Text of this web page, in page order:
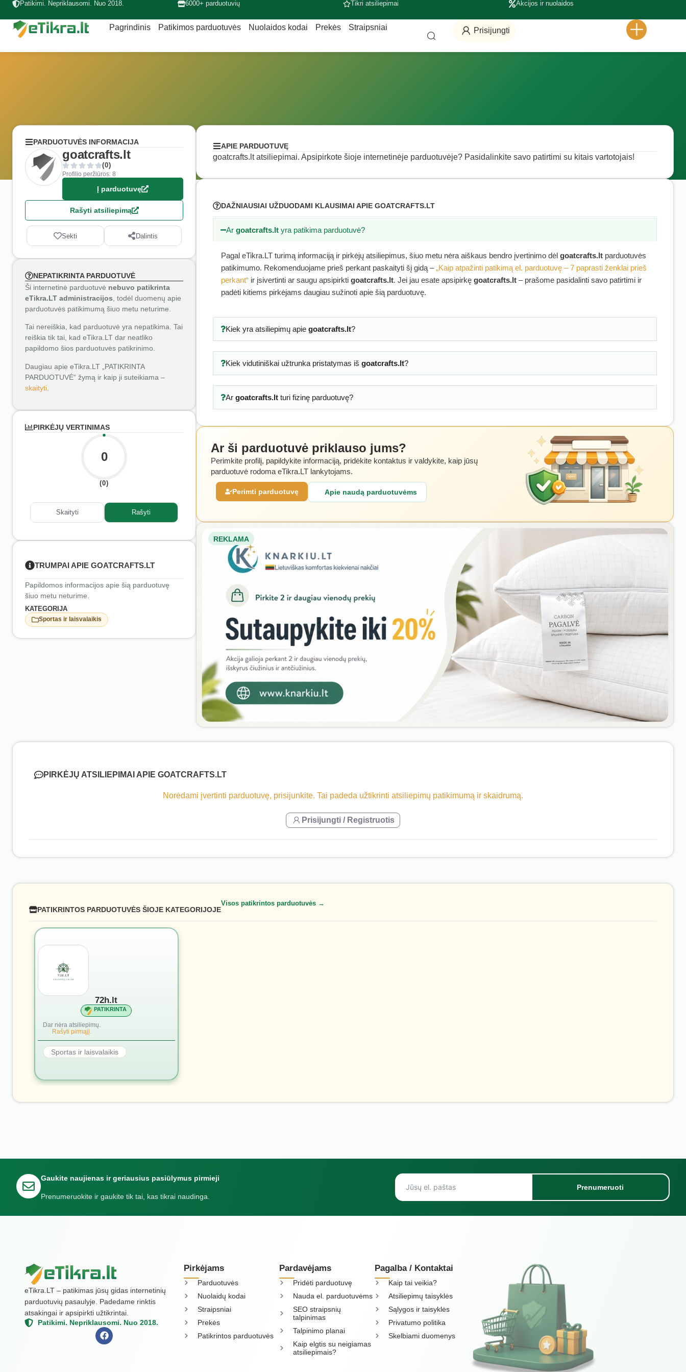
Patikimi. Nepriklausomi. Nuo 2018. 6000+ parduotuvių Tikri atsiliepimai Akcijos ir nuolaidos
Pagrindinis Patikimos parduotuvės Nuolaidos kodai Prekės Straipsniai Prisijungti
PARDUOTUVĖS INFORMACIJA
goatcrafts.lt
(0)
Profilio peržiūros: 8
Į parduotuvę
Rašyti atsiliepimą
Sekti Dalintis
NEPATIKRINTA PARDUOTUVĖ
Ši internetinė parduotuvė nebuvo patikrinta
eTikra.LT administracijos , todėl duomenų apie
parduotuvės patikimumą šiuo metu neturime.
Tai nereiškia, kad parduotuvė yra nepatikima. Tai
reiškia tik tai, kad eTikra.LT dar neatliko
papildomo šios parduotuvės patikrinimo.
Daugiau apie eTikra.LT „PATIKRINTA
PARDUOTUVĖ“ žymą ir kaip ji suteikiama –
skaityti
PIRKĖJŲ VERTINIMAS
0
(0)
Skaityti Rašyti
TRUMPAI APIE GOATCRAFTS.LT
Papildomos informacijos apie šią parduotuvę
šiuo metu neturime.
KATEGORIJA
Sportas ir laisvalaikis
APIE PARDUOTUVĘ
goatcrafts.lt atsiliepimai. Apsipirkote šioje internetinėje parduotuvėje? Pasidalinkite savo patirtimi su kitais vartotojais!
DAŽNIAUSIAI UŽDUODAMI KLAUSIMAI APIE GOATCRAFTS.LT
Argoatcrafts.lt yra patikima parduotuvė?
Pagal eTikra.LT turimą informaciją ir pirkėjų atsiliepimus, šiuo metu nėra aiškaus bendro įvertinimo dėl goatcrafts.lt parduotuvės
patikimumo. Rekomenduojame prieš perkant paskaityti šį gidą –„Kaip atpažinti patikimą el. parduotuvę – 7 paprasti ženklai prieš
perkant“ ir įsivertinti ar saugu apsipirkti goatcrafts.lt. Jei jau esate apsipirkę goatcrafts.lt – prašome pasidalinti savo patirtimi ir
padėti kitiems pirkėjams daugiau sužinoti apie šią parduotuvę.
Kiek yra atsiliepimų apie goatcrafts.lt?
Kiek vidutiniškai užtrunka pristatymas iš goatcrafts.lt?
Ar goatcrafts.ltturi fizinę parduotuvę?
Ar ši parduotuvė priklauso jums?
Perimkite profilį, papildykite informaciją, pridėkite kontaktus ir valdykite, kaip jūsų
parduotuvė rodoma eTikra.LT lankytojams.
Perimti parduotuvę Apie naudą parduotuvėms
REKLAMA
PIRKĖJŲ ATSILIEPIMAI APIE GOATCRAFTS.LT
Norėdami įvertinti parduotuvę, prisijunkite. Tai padeda užtikrinti atsiliepimų patikimumą ir skaidrumą.
Prisijungti / Registruotis
PATIKRINTOS PARDUOTUVĖS ŠIOJE KATEGORIJOJE
Visos patikrintos parduotuvės →
72h.lt
PATIKRINTA
Dar nėra atsiliepimų.
Rašyti pirmąjį.
Sportas ir laisvalaikis
Gaukite naujienas ir geriausius pasiūlymus pirmieji
Prenumeruokite ir gaukite tik tai, kas tikrai naudinga.
Prenumeruoti
eTikra.LT – patikimas jūsų gidas internetinių
parduotuvių pasaulyje. Padedame rinktis
atsakingai ir apsipirkti užtikrintai.
Patikimi. Nepriklausomi. Nuo 2018.
Pirkėjams
Parduotuvės
Nuolaidų kodai
Straipsniai
Prekės
Patikrintos parduotuvės
Pardavėjams
Pridėti parduotuvę
Nauda el. parduotuvėms
SEO straipsnių
talpinimas
Talpinimo planai
Kaip elgtis su neigiamas
atsiliepimais?
Pagalba / Kontaktai
Kaip tai veikia?
Atsiliepimų taisyklės
Sąlygos ir taisyklės
Privatumo politika
Skelbiami duomenys